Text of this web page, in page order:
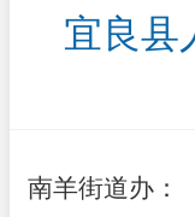
宜良县
南羊街道办 ：